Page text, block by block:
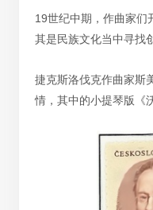
19世纪中期，作曲家们
其是民族文化当中寻找
捷克斯洛伐克作曲家斯
情，其中的小提琴版《